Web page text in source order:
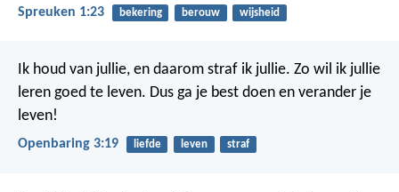
Spreuken 1:23 bekering berouw wijsheid
Ik houd van jullie, en daarom straf ik jullie. Zo wil ik jullie
leren goed te leven. Dus ga je best doen en verander je
leven!
Openbaring 3:19 liefde leven straf